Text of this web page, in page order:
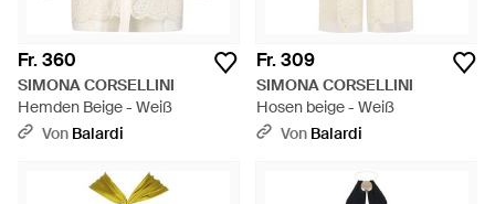
Fr. 360
SIMONA CORSELLINI
Hemden Beige - Weiß
Von Balardi
Fr. 309
SIMONA CORSELLINI
Hosen beige - Weiß
Von Balardi